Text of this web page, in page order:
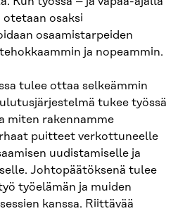
osaksi
osaamistarpeiden
ja nopeammin.
tulee ottaa selkeämmin
tukee työssä
miten rakennamme
puitteet verkottuneelle
uudistamiselle ja
Johtopäätöksenä tulee
työelämän ja muiden
kanssa. Riittävää